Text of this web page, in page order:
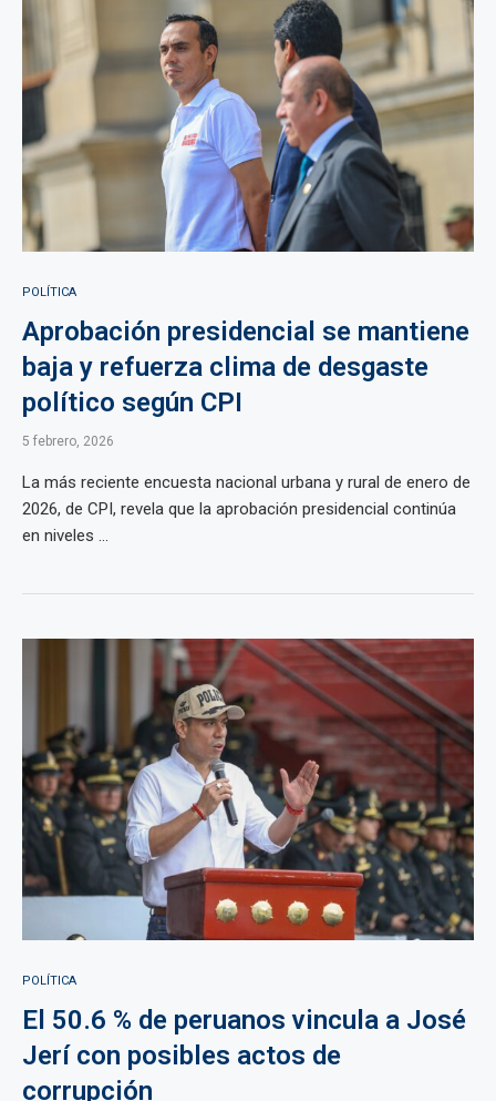
POLÍTICA
Aprobación presidencial se mantiene
baja y refuerza clima de desgaste
político según CPI
5 febrero, 2026
La más reciente encuesta nacional urbana y rural de enero de
2026, de CPI, revela que la aprobación presidencial continúa
en niveles ...
POLÍTICA
El 50.6 % de peruanos vincula a José
Jerí con posibles actos de
corrupción